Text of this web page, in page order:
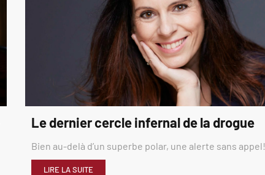
Le dernier cercle infernal de la drogue
Bien au-delà d’un superbe polar, une alerte sans appel!
LIRE LA SUITE